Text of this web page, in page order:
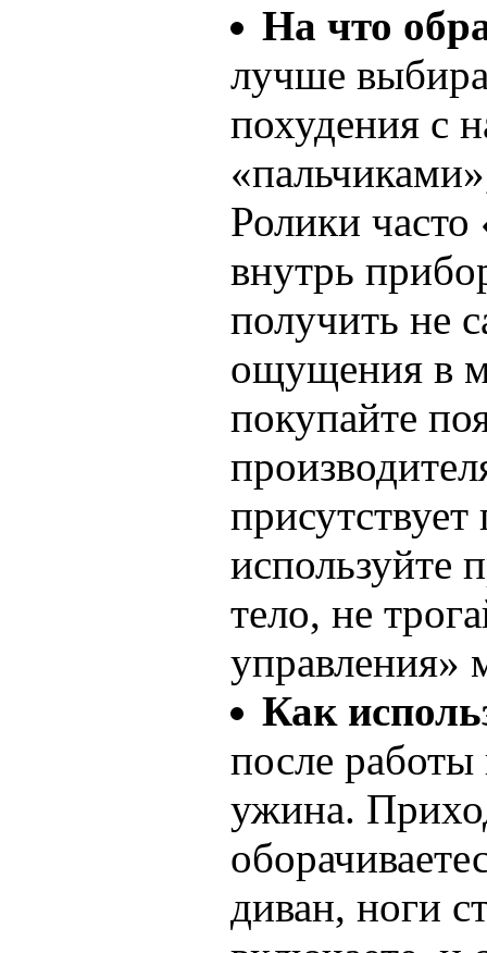
На что
лучше
похудения с
Ролики часто
внутрь
получить не
ощущения в
покупайте
используйте
тело, не
Как
после
ужина.
диван, ноги